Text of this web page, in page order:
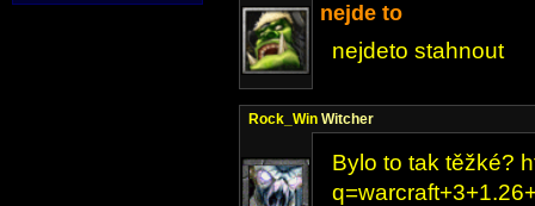
nejde to
nejdeto stahnout
Rock_Win Witcher
Bylo to tak těžké?